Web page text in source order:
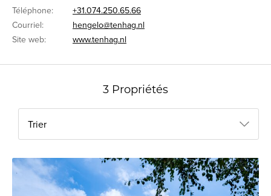
Téléphone:
+31.074.250.65.66
Courriel:
hengelo@tenhag.nl
Site web:
www.tenhag.nl
3 Propriétés
Trier